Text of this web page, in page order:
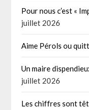
Pour nous c’est «
juillet 2026
Aime Pérols ou
Un maire
juillet 2026
Les chiffres sont